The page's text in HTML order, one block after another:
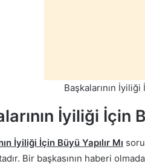
Başkalarının
İyiliği İçin
İyiliği İçin Büyü Yapılır Mı
Bir başkasının haberi